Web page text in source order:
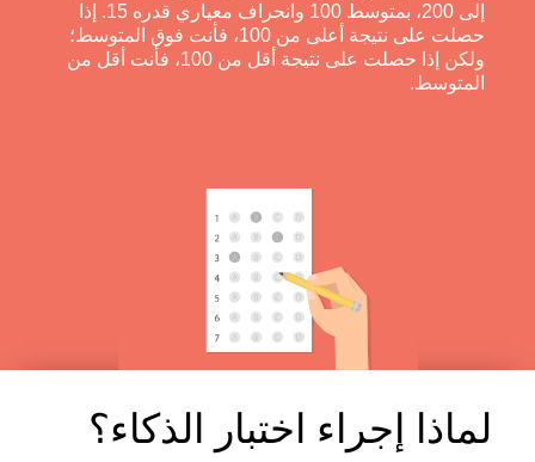
إلى 200، بمتوسط 100 وانحراف معياري قدره 15. إذا
حصلت على نتيجة أعلى من 100، فأنت فوق المتوسط؛
ولكن إذا حصلت على نتيجة أقل من 100، فأنت أقل من
المتوسط.
لماذا إجراء اختبار الذكاء؟